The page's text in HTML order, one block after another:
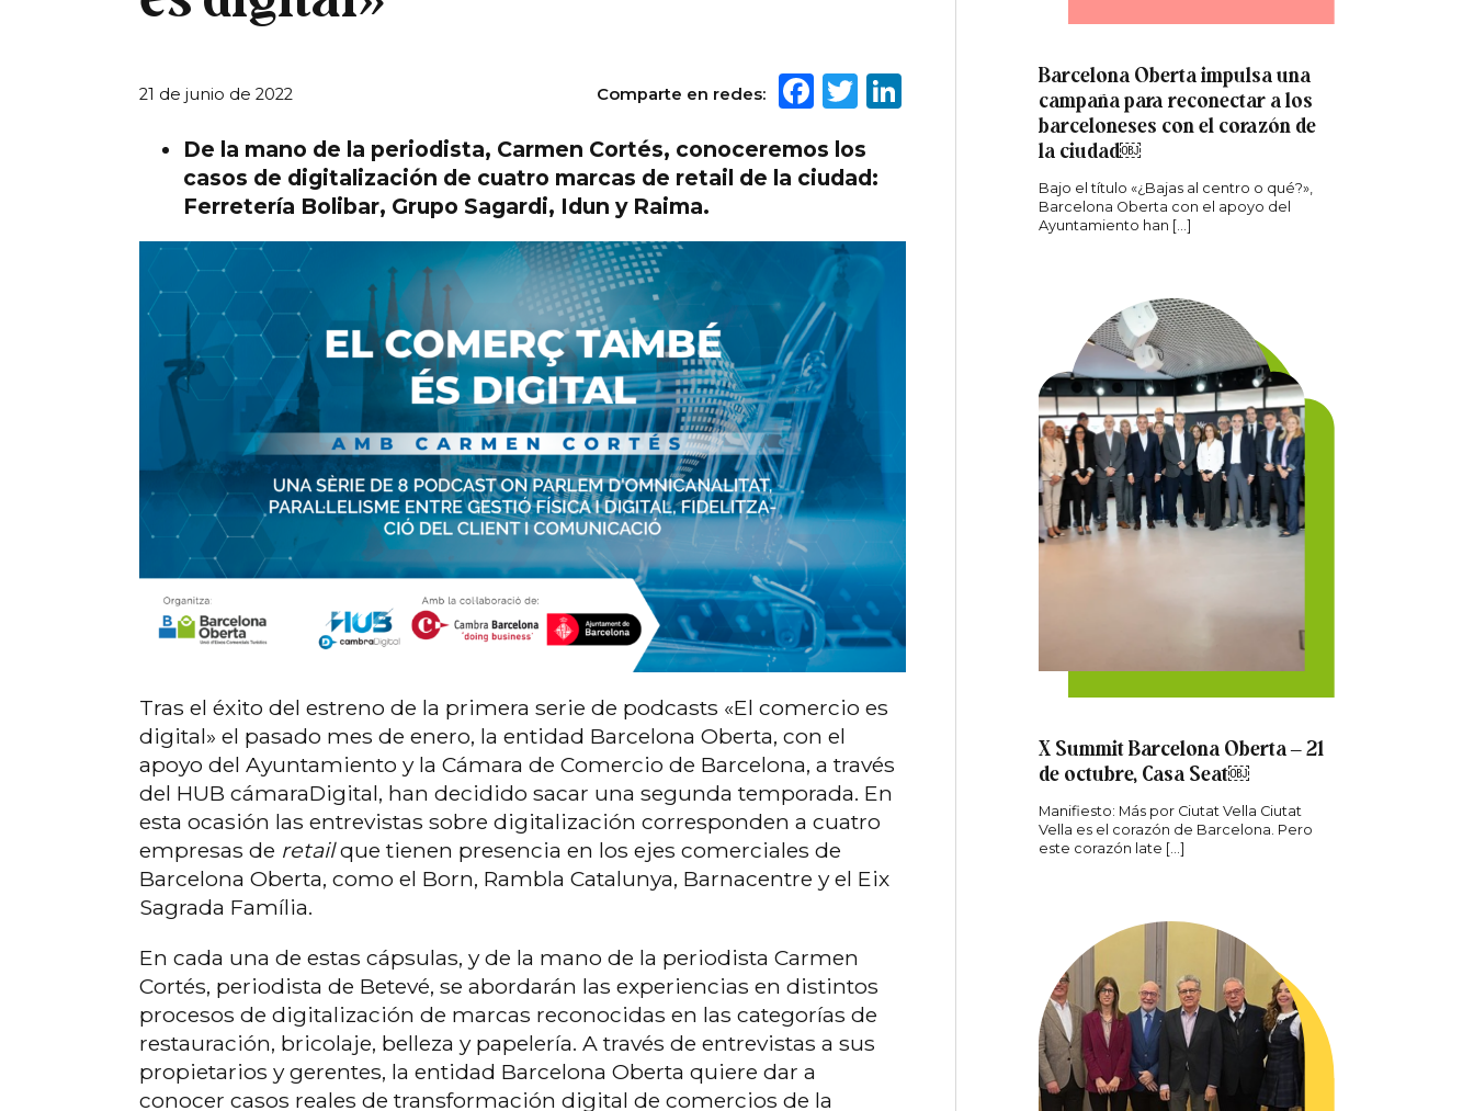
21 de junio de 2022 Comparte en redes: Facebook
Twitter
LinkedIn
De la mano de la periodista, Carmen Cortés, conoceremos los
casos de digitalización de cuatro marcas de retail de la ciudad:
Ferretería Bolibar, Grupo Sagardi, Idun y Raima.
Tras el éxito del estreno de la primera serie de podcasts «El comercio es
digital» el pasado mes de enero, la entidad Barcelona Oberta, con el
apoyo del Ayuntamiento y la Cámara de Comercio de Barcelona, ​​a través
del HUB cámaraDigital, han decidido sacar una segunda temporada. En
esta ocasión las entrevistas sobre digitalización corresponden a cuatro
empresas de retailque tienen presencia en los ejes comerciales de
Barcelona Oberta, como el Born, Rambla Catalunya, Barnacentre y el Eix
Sagrada Família.
En cada una de estas cápsulas, y de la mano de la periodista Carmen
Cortés, periodista de Betevé, se abordarán las experiencias en distintos
procesos de digitalización de marcas reconocidas en las categorías de
restauración, bricolaje, belleza y papelería. A través de entrevistas a sus
propietarios y gerentes, la entidad Barcelona Oberta quiere dar a
conocer casos reales de transformación digital de comercios de la
Barcelona Oberta impulsa una
campaña para reconectar a los
barceloneses con el corazón de
la ciudad￼
Bajo el título «¿Bajas al centro o qué?»,
Barcelona Oberta con el apoyo del
Ayuntamiento han […]
X Summit Barcelona Oberta – 21
de octubre, Casa Seat￼
Manifiesto: Más por Ciutat Vella Ciutat
Vella es el corazón de Barcelona. Pero
este corazón late […]